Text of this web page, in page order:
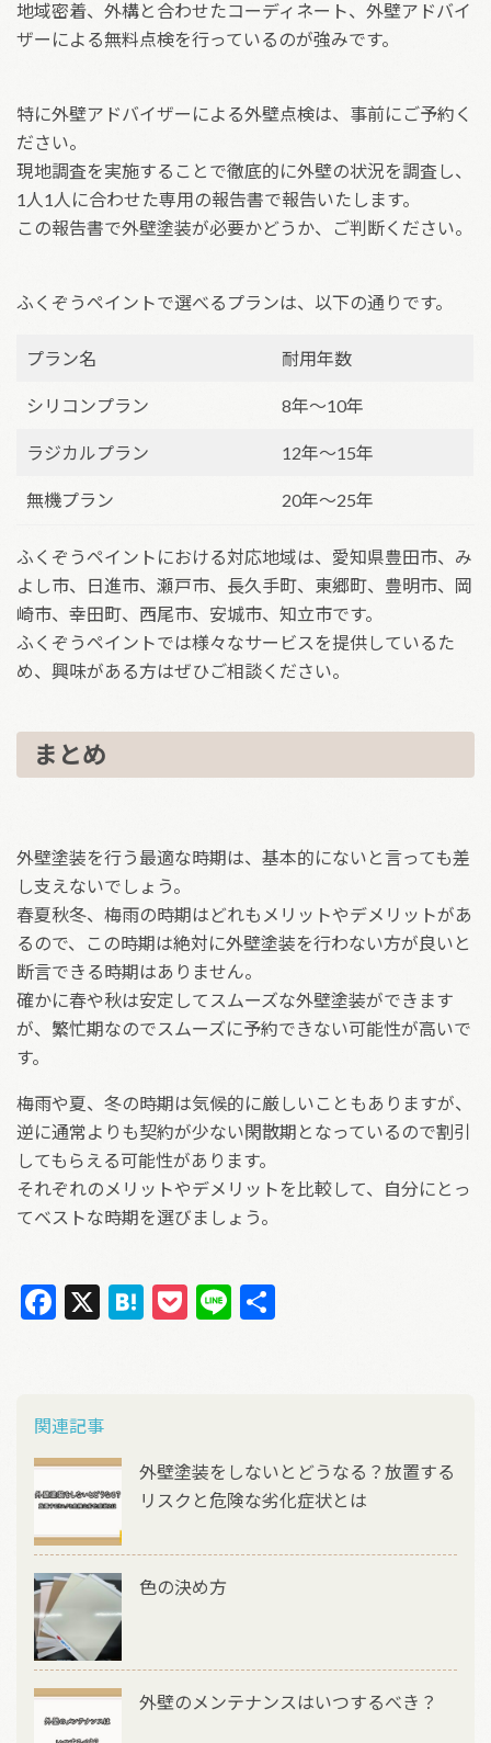
地域密着、外構と合わせたコーディネート、外壁アドバイ
ザーによる無料点検を行っているのが強みです。
特に外壁アドバイザーによる外壁点検は、事前にご予約く
ださい。
現地調査を実施することで徹底的に外壁の状況を調査し、
1人1人に合わせた専用の報告書で報告いたします。
この報告書で外壁塗装が必要かどうか、ご判断ください。
ふくぞうペイントで選べるプランは、以下の通りです。
プラン名 耐用年数
シリコンプラン 8年～10年
ラジカルプラン 12年～15年
無機プラン 20年～25年
ふくぞうペイントにおける対応地域は、愛知県豊田市、み
よし市、日進市、瀬戸市、長久手町、東郷町、豊明市、岡
崎市、幸田町、西尾市、安城市、知立市です。
ふくぞうペイントでは様々なサービスを提供しているた
め、興味がある方はぜひご相談ください。
まとめ
外壁塗装を行う最適な時期は、基本的にないと言っても差
し支えないでしょう。
春夏秋冬、梅雨の時期はどれもメリットやデメリットがあ
るので、この時期は絶対に外壁塗装を行わない方が良いと
断言できる時期はありません。
確かに春や秋は安定してスムーズな外壁塗装ができます
が、繁忙期なのでスムーズに予約できない可能性が高いで
す。
梅雨や夏、冬の時期は気候的に厳しいこともありますが、
逆に通常よりも契約が少ない閑散期となっているので割引
してもらえる可能性があります。
それぞれのメリットやデメリットを比較して、自分にとっ
てベストな時期を選びましょう。
F
o
o
k
X
H P
Li
投稿ナビゲーション
関連記事
外壁塗装をしないとどうなる？放置する
リスクと危険な劣化症状とは
色の決め方
外壁のメンテナンスはいつするべき？